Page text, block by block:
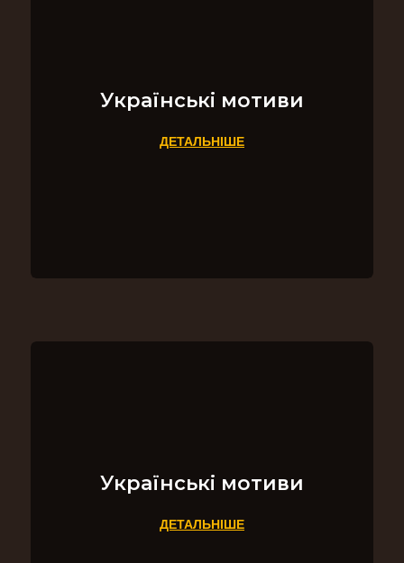
Українські мотиви
ДЕТАЛЬНІШЕ
Українські мотиви
ДЕТАЛЬНІШЕ